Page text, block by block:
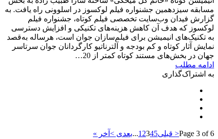
مسابقه سیزدهمین جشنواره فیلم لوکسوز در اسلوونی راه یافت. به
گزارش فیدان وب‌سایت تخصصی فیلم کوتاه، جشنواره فیلم
لوکسوز که هدف آن کاهش هزینه‌های تکنیکی و افزایش دسترسی
به تکنیک‌های انیمیشن برای فیلم‌سازان جوان است، هرساله به‌قصد
نمایش آثار کوتاه و کم بودجه و آلترناتیو کارگردانان جوان سرتاسر
جهان در بخش‌های مستند کوتاه کمتر از 20…
ادامه مطلب
به اشتراک‌گذاری
Page 3 of 6< قبلی 1 2345
...بعدی > آخر »